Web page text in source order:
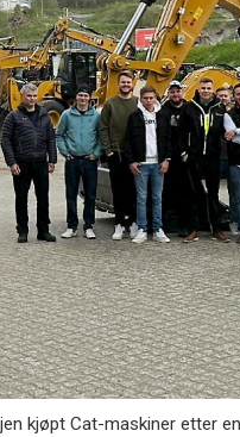
kjøpt Cat-maskiner etter